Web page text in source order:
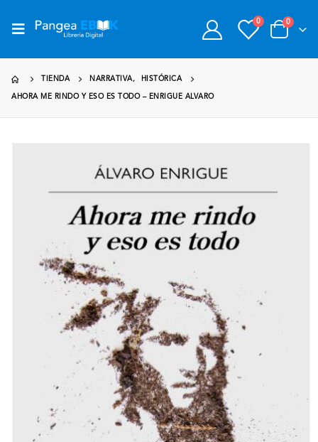
0 0
TIENDA NARRATIVA, HISTÓRICA
AHORA ME RINDO Y ESO ES TODO – ENRIGUE ALVARO